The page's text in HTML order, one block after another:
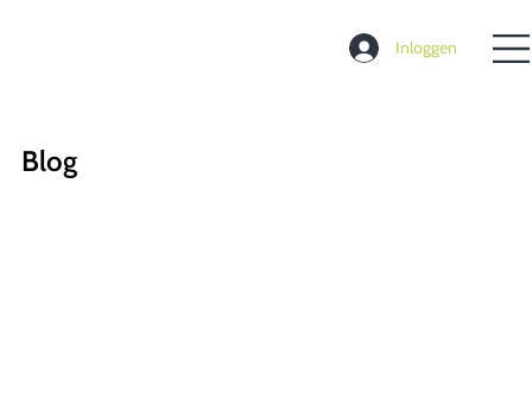
Inloggen
Blog